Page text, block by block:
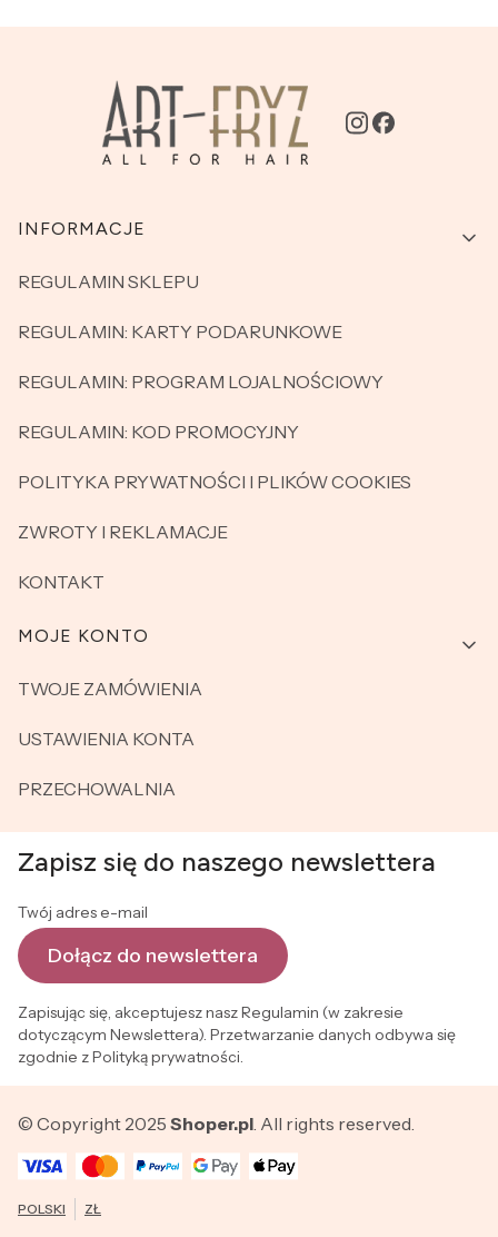
Linki w stopce
INFORMACJE
REGULAMIN SKLEPU
REGULAMIN: KARTY PODARUNKOWE
REGULAMIN: PROGRAM LOJALNOŚCIOWY
REGULAMIN: KOD PROMOCYJNY
POLITYKA PRYWATNOŚCI I PLIKÓW COOKIES
ZWROTY I REKLAMACJE
KONTAKT
MOJE KONTO
TWOJE ZAMÓWIENIA
USTAWIENIA KONTA
PRZECHOWALNIA
Zapisz się do naszego newslettera
Twój adres e-mail
Dołącz do newslettera
Zapisując się, akceptujesz nasz Regulamin (w zakresie
dotyczącym Newslettera). Przetwarzanie danych odbywa się
zgodnie z Polityką prywatności.
© Copyright 2025 Shoper.pl. All rights reserved.
POLSKI ZŁ